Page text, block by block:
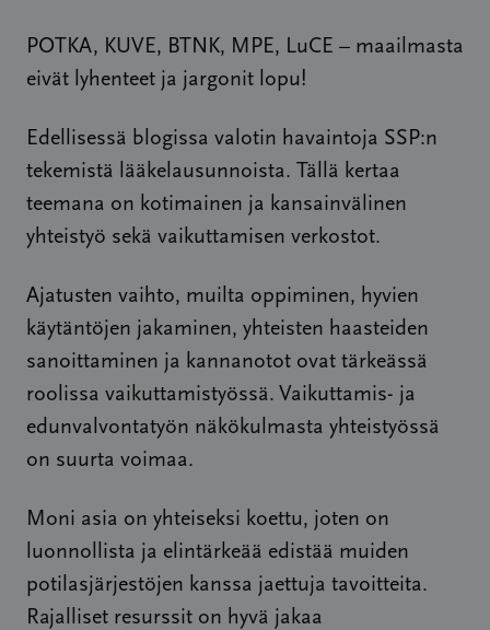
POTKA, KUVE, BTNK, MPE, LuCE – maailmasta
eivät lyhenteet ja jargonit lopu!
Edellisessä blogissa valotin havaintoja SSP:n
tekemistä lääkelausunnoista. Tällä kertaa
teemana on kotimainen ja kansainvälinen
yhteistyö sekä vaikuttamisen verkostot.
Ajatusten vaihto, muilta oppiminen, hyvien
käytäntöjen jakaminen, yhteisten haasteiden
sanoittaminen ja kannanotot ovat tärkeässä
roolissa vaikuttamistyössä. Vaikuttamis- ja
edunvalvontatyön näkökulmasta yhteistyössä
on suurta voimaa.
Moni asia on yhteiseksi koettu, joten on
luonnollista ja elintärkeää edistää muiden
potilasjärjestöjen kanssa jaettuja tavoitteita.
Rajalliset resurssit on hyvä jakaa